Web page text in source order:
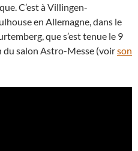
C’est à Villingen-
en Allemagne, dans le
que s’est tenue le 9
du salon Astro-Messe (voirson